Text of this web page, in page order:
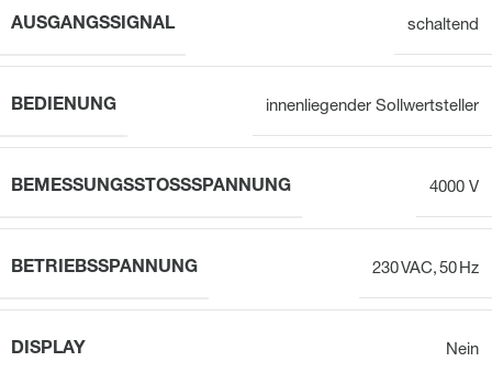
AUSGANGSSIGNAL schaltend
BEDIENUNG innenliegender Sollwertsteller
BEMESSUNGSSTOSSSPANNUNG 4000 V
BETRIEBSSPANNUNG 230 VAC, 50 Hz
DISPLAY Nein